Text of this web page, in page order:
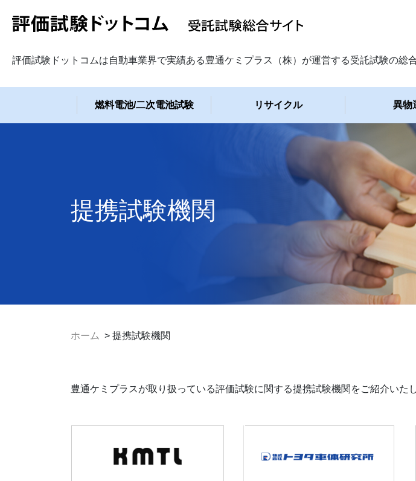
評価試験ドットコムは自動車業界で実績ある豊通ケミプラス（株）が運営する受託試験の総
燃料電池/二次電池試験 リサイクル 異物
提携試験機関
ホーム > 提携試験機関
豊通ケミプラスが取り扱っている評価試験に関する提携試験機関をご紹介いたし